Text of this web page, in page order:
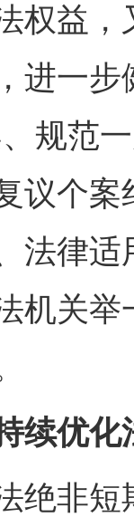
权益
进一
规范
议个
法律
机关
优化
非短